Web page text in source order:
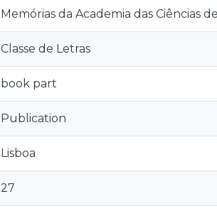
Memórias da Academia das Ciências
Classe de Letras
book part
Publication
Lisboa
27